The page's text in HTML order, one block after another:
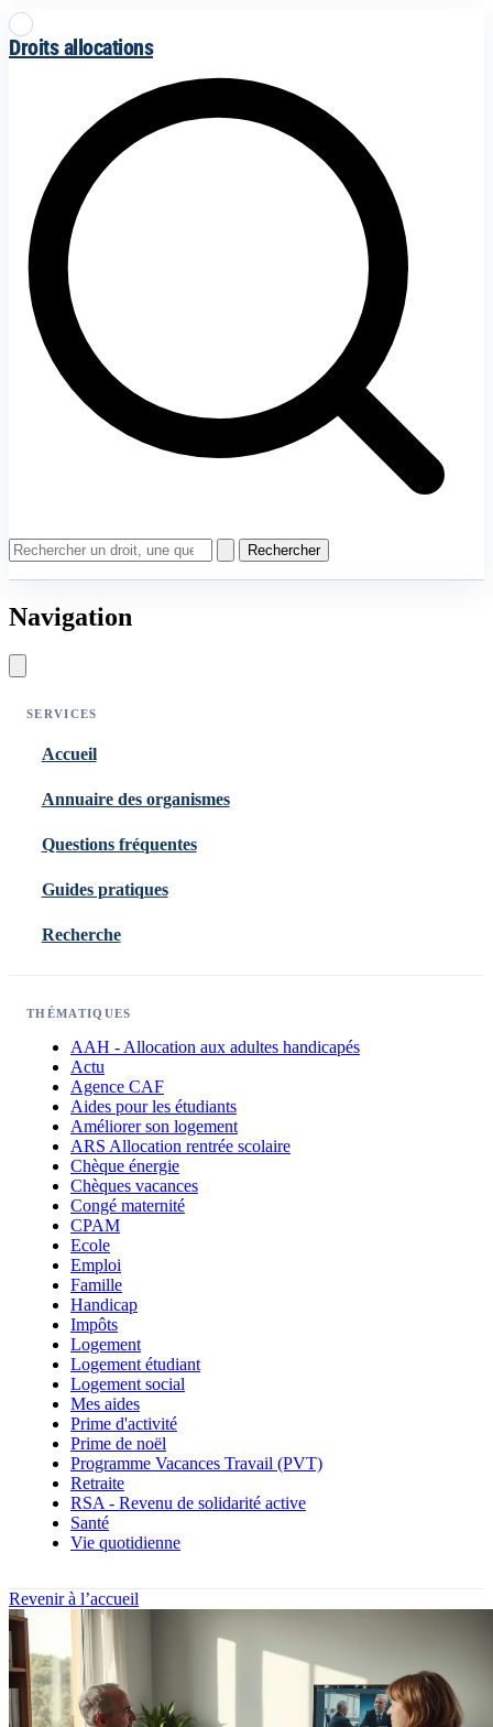
Droits allocations
Rechercher
Navigation
SERVICES
Accueil
Annuaire des organismes
Questions fréquentes
Guides pratiques
Recherche
THÉMATIQUES
AAH - Allocation aux adultes handicapés
Actu
Agence CAF
Aides pour les étudiants
Améliorer son logement
ARS Allocation rentrée scolaire
Chèque énergie
Chèques vacances
Congé maternité
CPAM
Ecole
Emploi
Famille
Handicap
Impôts
Logement
Logement étudiant
Logement social
Mes aides
Prime d'activité
Prime de noël
Programme Vacances Travail (PVT)
Retraite
RSA - Revenu de solidarité active
Santé
Vie quotidienne
Revenir à l’accueil